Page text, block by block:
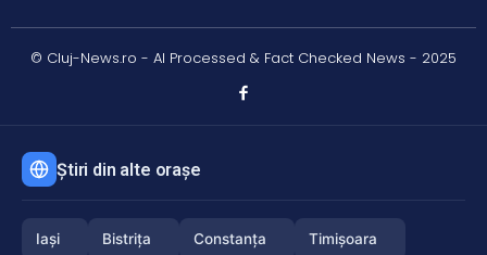
© Cluj-News.ro - AI Processed & Fact Checked News - 2025
Știri din alte orașe
Iași Bistrița Constanța Timișoara